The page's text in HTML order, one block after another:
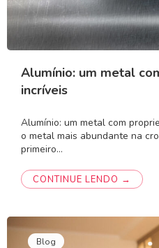
Alumínio: um metal
incríveis
Alumínio: um metal com
o metal mais abundante na
primeiro…
CONTINUE LENDO →
Blog